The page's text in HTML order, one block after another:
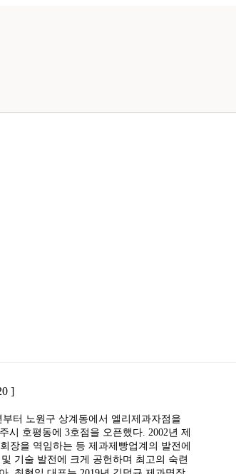
]
터 노원구 상계동에서 엘리제과자점을
시 호평동에 3호점을 오픈했다. 2002년 제
장을 역임하는 등 제과제빵업계의 발전에
기술 발전에 크게 공헌하며 최고의 숙련